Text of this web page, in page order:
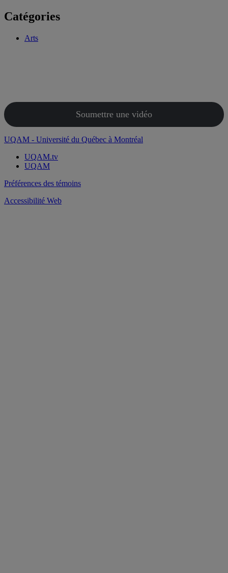
Catégories
Arts
Soumettre une vidéo
UQAM - Université du Québec à Montréal
UQAM.tv
UQAM
Préférences des témoins
Accessibilité Web